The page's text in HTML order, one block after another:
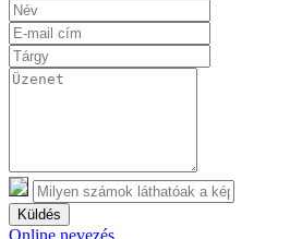
Küldés